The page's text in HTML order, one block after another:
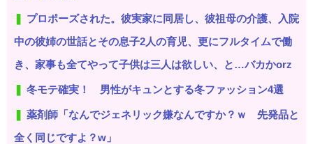
プロポーズされた。彼実家に同居し、彼祖母の介護、入院
中の彼姉の世話とその息子2人の育児、更にフルタイムで働
き、家事も全てやって子供は三人は欲しい、と…バカかorz
冬モテ確実！ 男性がキュンとする冬ファッション4選
薬剤師「なんでジェネリック嫌なんですか？ｗ 先発品と
全く同じですよ？w」